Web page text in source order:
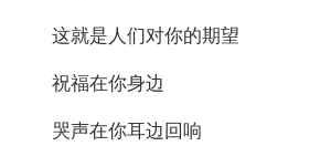
这就是人们对你的期望
祝福在你身边
哭声在你耳边回响